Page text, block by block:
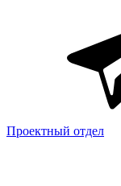
Проектный отдел